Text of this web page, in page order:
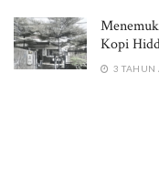
Kopi
3 TAHUN